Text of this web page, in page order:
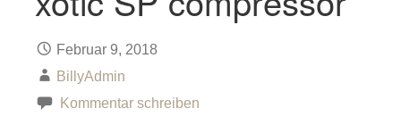
Februar 9, 2018
BillyAdmin
Kommentar schreiben